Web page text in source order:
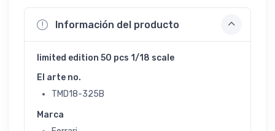
Información del producto
limited edition 50 pcs 1/18 scale
El arte no.
TMD18-325B
Marca